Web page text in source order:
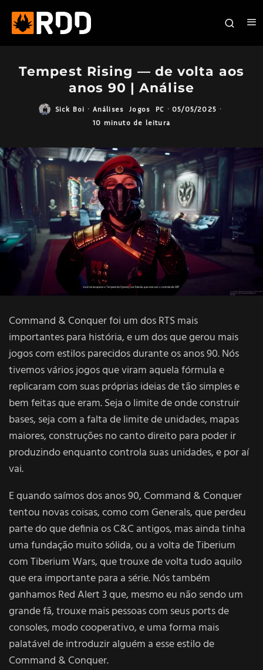
Tempest Rising — de volta aos
anos 90 | Análise
Sick Boi · Análises Jogos PC · 05/05/2025 ·
10 minuto de leitura
Command & Conquer foi um dos RTS mais
importantes para história, e um dos que gerou mais
jogos com estilos parecidos durante os anos 90. Nós
tivemos vários jogos que viram aquela fórmula e
replicaram com suas próprias ideias de tão simples e
bem feitas que eram. Seja o limite de onde construir
bases, seja com a falta de limite de unidades, mapas
maiores, construções no canto direito para poder ir
produzindo enquanto controla suas unidades, e por aí
vai.
E quando saímos dos anos 90, Command & Conquer
tentou novas coisas, como com Generals, que perdeu
parte do que definia os C&C antigos, mas ainda tinha
uma fundação muito sólida, ou a volta de Tiberium
com Tiberium Wars, que trouxe de volta tudo aquilo
que era importante para a série. Nós também
ganhamos Red Alert 3 que, mesmo eu não sendo um
grande fã, trouxe mais pessoas com seus ports de
consoles, modo cooperativo, e uma forma mais
palatável de introduzir alguém a esse estilo de
Command & Conquer.